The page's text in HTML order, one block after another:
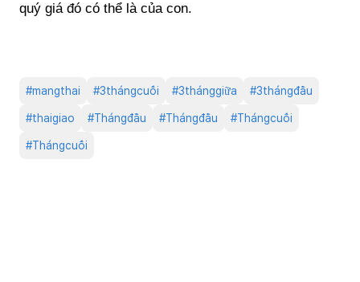
quý giá đó có thể là của con.
#mangthai #3thángcuối #3thánggiữa #3thángđầu
#thaigiao #Thángđầu #Thángđầu #Thángcuối
#Thángcuối